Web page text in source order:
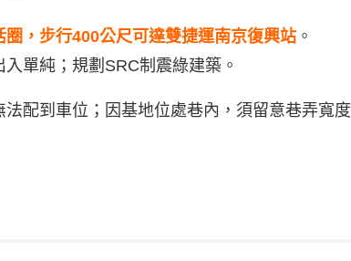
， 步行400公尺可達雙捷運南京復興站 。
單純；規劃SRC制震綠建築。
配到車位；因基地位處巷內，須留意巷弄寬度